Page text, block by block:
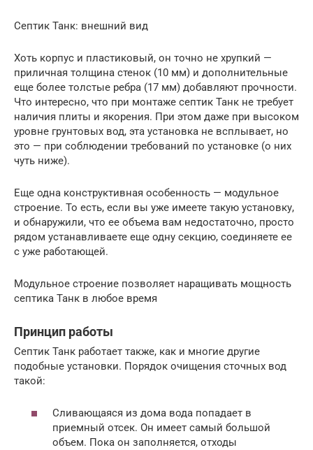
Септик Танк: внешний вид
Хоть корпус и пластиковый, он точно не хрупкий —
приличная толщина стенок (10 мм) и дополнительные
еще более толстые ребра (17 мм) добавляют прочности.
Что интересно, что при монтаже септик Танк не требует
наличия плиты и якорения. При этом даже при высоком
уровне грунтовых вод, эта установка не всплывает, но
это — при соблюдении требований по установке (о них
чуть ниже).
Еще одна конструктивная особенность — модульное
строение. То есть, если вы уже имеете такую установку,
и обнаружили, что ее объема вам недостаточно, просто
рядом устанавливаете еще одну секцию, соединяете ее
с уже работающей.
Модульное строение позволяет наращивать мощность
септика Танк в любое время
Принцип работы
Септик Танк работает также, как и многие другие
подобные установки. Порядок очищения сточных вод
такой:
Сливающаяся из дома вода попадает в
приемный отсек. Он имеет самый большой
объем. Пока он заполняется, отходы